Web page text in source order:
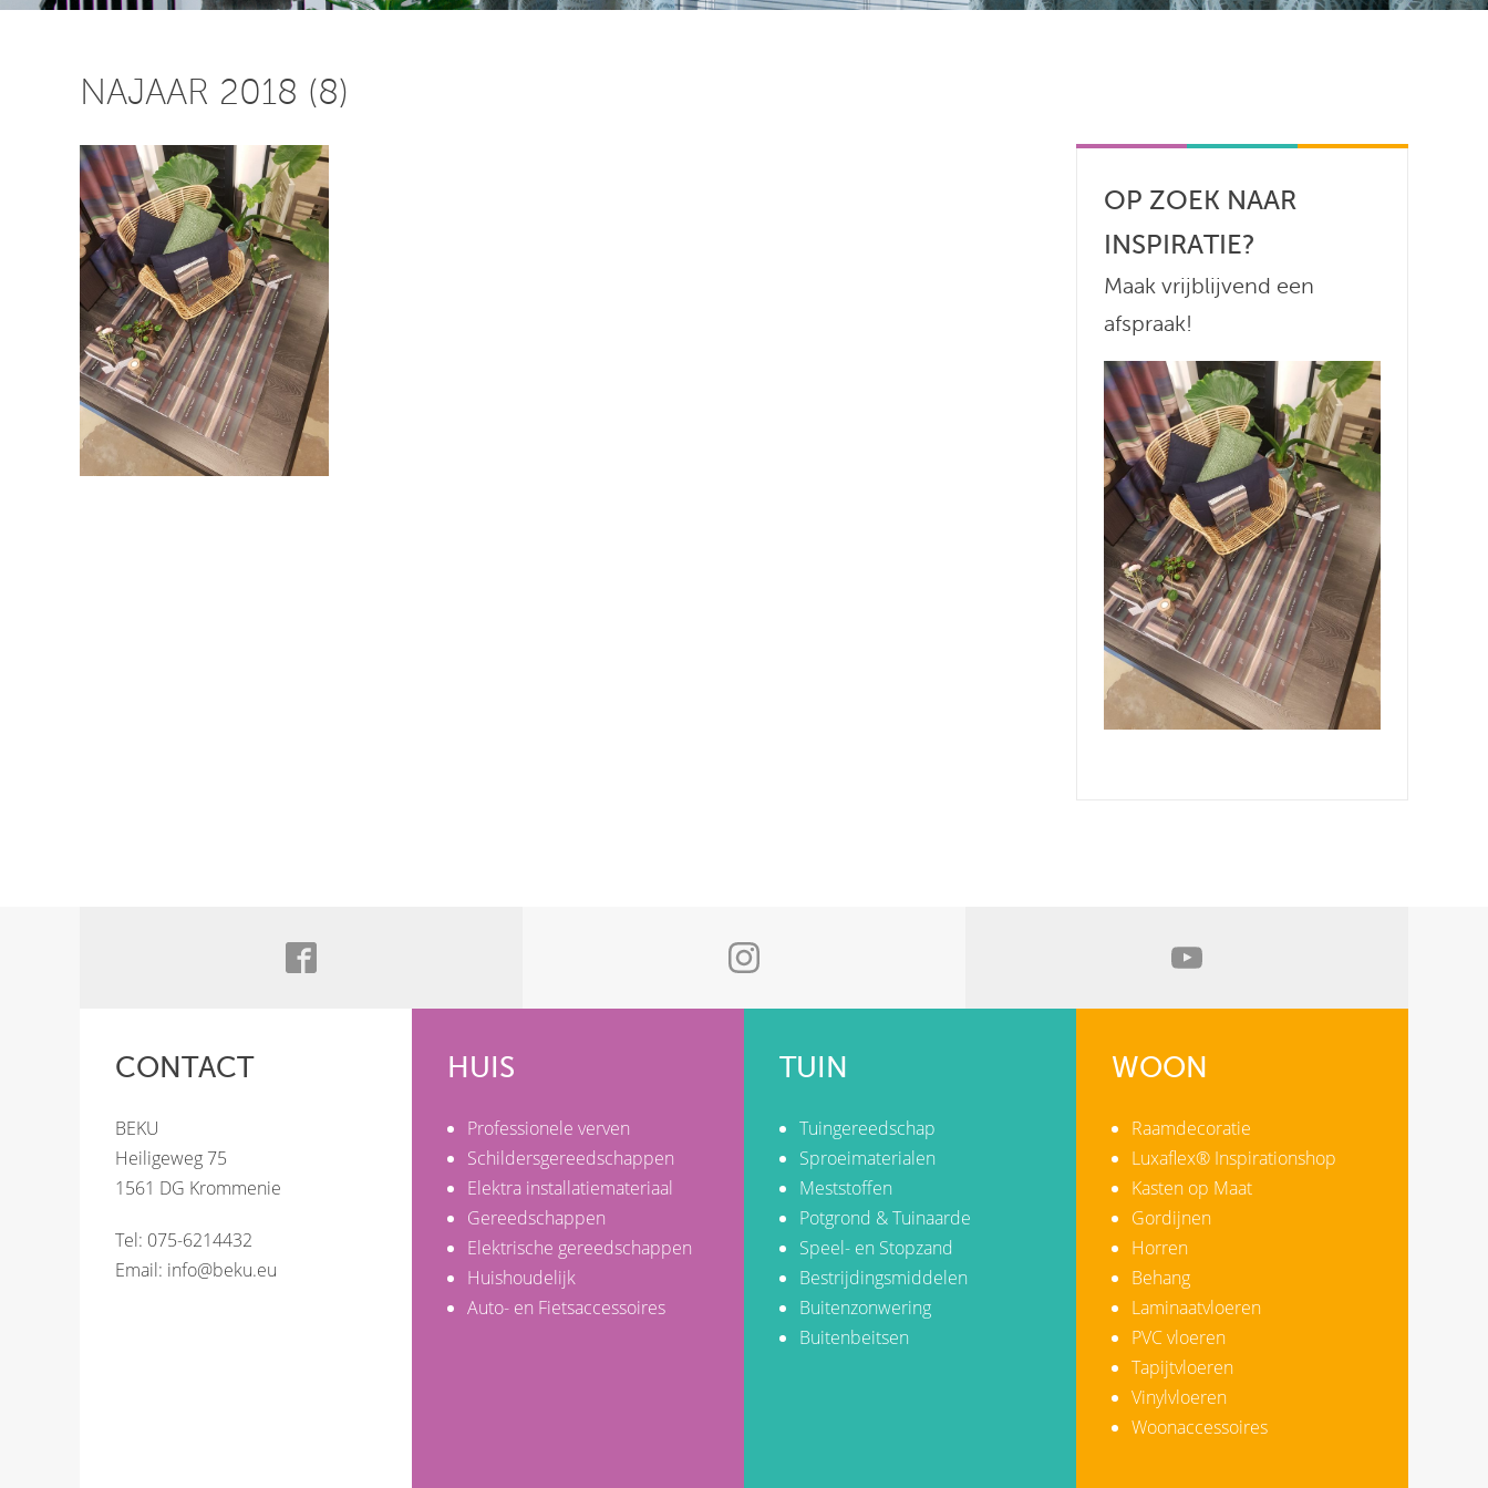
NAJAAR 2018 (8)
OP ZOEK NAAR
INSPIRATIE?
Maak vrijblijvend een
afspraak!
CONTACT
BEKU
Heiligeweg 75
1561 DG Krommenie
Tel: 075-6214432
Email: info@beku.eu
HUIS
Professionele verven
Schildersgereedschappen
Elektra installatiemateriaal
Gereedschappen
Elektrische gereedschappen
Huishoudelijk
Auto- en Fietsaccessoires
TUIN
Tuingereedschap
Sproeimaterialen
Meststoffen
Potgrond & Tuinaarde
Speel- en Stopzand
Bestrijdingsmiddelen
Buitenzonwering
Buitenbeitsen
WOON
Raamdecoratie
Luxaflex® Inspirationshop
Kasten op Maat
Gordijnen
Horren
Behang
Laminaatvloeren
PVC vloeren
Tapijtvloeren
Vinylvloeren
Woonaccessoires